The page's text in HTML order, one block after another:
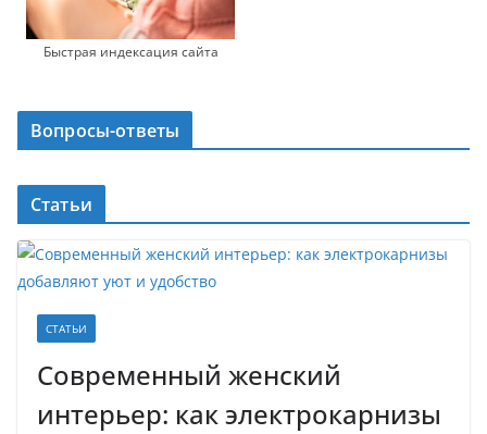
Быстрая индексация сайта
Вопросы-ответы
Статьи
СТАТЬИ
Современный женский
интерьер: как электрокарнизы